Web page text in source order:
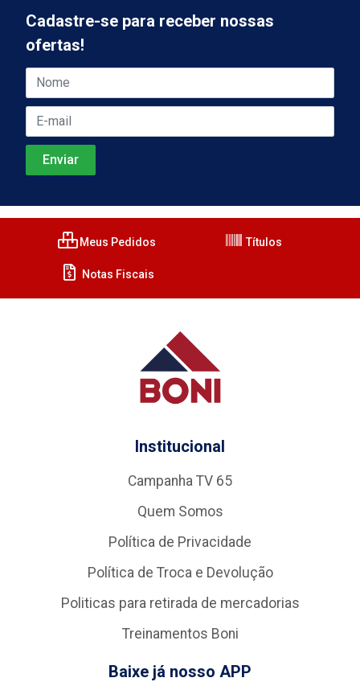
Cadastre-se para receber nossas
ofertas!
Meus Pedidos Títulos
Notas Fiscais
Institucional
Campanha TV 65
Quem Somos
Política de Privacidade
Política de Troca e Devolução
Politicas para retirada de mercadorias
Treinamentos Boni
Baixe já nosso APP